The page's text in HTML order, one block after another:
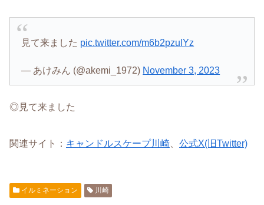
見て来ました pic.twitter.com/m6b2pzulYz
— あけみん (@akemi_1972) November 3, 2023
◎見て来ました
関連サイト： キャンドルスケープ川崎 公式X(旧Twitter)
イルミネーション 川崎